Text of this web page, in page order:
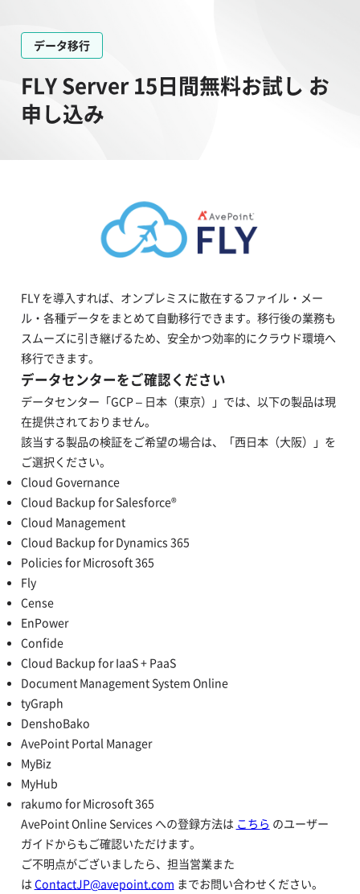
データ移行
FLY Server 15日間無料お試し お
申し込み
FLY を導入すれば、オンプレミスに散在するファイル・メー
ル・各種データをまとめて自動移行できます。移行後の業務も
スムーズに引き継げるため、安全かつ効率的にクラウド環境へ
移行できます。
データセンターをご確認ください
データセンター「GCP – 日本（東京）」では、以下の製品は現
在提供されておりません。
該当する製品の検証をご希望の場合は、「西日本（大阪）」を
ご選択ください。
Cloud Governance
Cloud Backup for Salesforce®
Cloud Management
Cloud Backup for Dynamics 365
Policies for Microsoft 365
Fly
Cense
EnPower
Confide
Cloud Backup for IaaS + PaaS
Document Management System Online
tyGraph
DenshoBako
AvePoint Portal Manager
MyBiz
MyHub
rakumo for Microsoft 365
AvePoint Online Services への登録方法は こちら のユーザー
ガイドからもご確認いただけます。
ご不明点がございましたら、担当営業また
はContactJP@avepoint.com までお問い合わせください。